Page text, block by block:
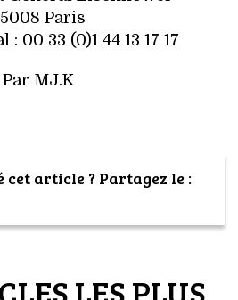
Paris
00 33 (0)1 44 13 17 17
Par MJ.K
cet article ? Partagez le :